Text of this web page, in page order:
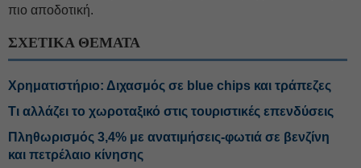
πιο αποδοτική.
ΣΧΕΤΙΚΑ ΘΕΜΑΤΑ
Χρηματιστήριο: Διχασμός σε blue chips και τράπεζες
Τι αλλάζει το χωροταξικό στις τουριστικές επενδύσεις
Πληθωρισμός 3,4% με ανατιμήσεις-φωτιά σε βενζίνη
και πετρέλαιο κίνησης